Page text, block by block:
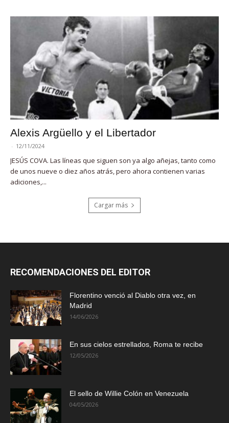
Alexis Argüello y el Libertador
- 12/11/2024
JESÚS COVA. Las líneas que siguen son ya algo añejas, tanto como
de unos nueve o diez años atrás, pero ahora contienen varias
adiciones,...
Cargar más
RECOMENDACIONES DEL EDITOR
Florentino venció al Diablo otra vez, en
Madrid
14/06/2026
En sus cielos estrellados, Roma te recibe
12/05/2026
El sello de Willie Colón en Venezuela
04/05/2026